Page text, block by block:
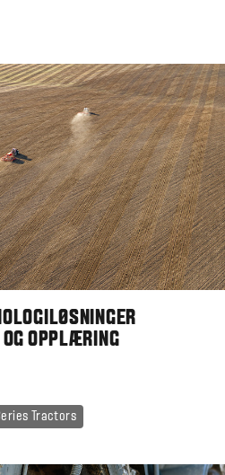
OG OPPLÆRING
Series Tractors